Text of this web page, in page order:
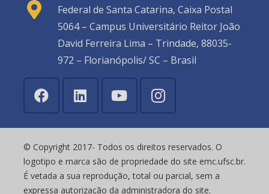
Federal de Santa Catarina, Caixa Postal
5064 – Campus Universitário Reitor João
David Ferreira Lima – Trindade, 88035-
972 – Florianópolis/ SC – Brasil
© Copyright 2017- Todos os direitos reservados. O
logotipo e marca são de propriedade do site emc.ufsc.br.
É vetada a sua reprodução, total ou parcial, sem a
expressa autorização da administradora do site.